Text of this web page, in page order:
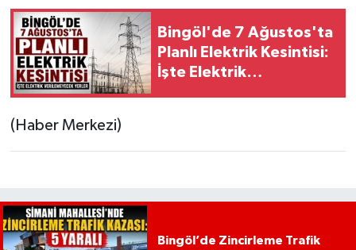
Bingöl'de 7 Ağustos'ta
Planlı Elektrik Kesintisi:
İşte Elektrik
(Haber Merkezi)
Bingöl’de Zincirleme Trafik